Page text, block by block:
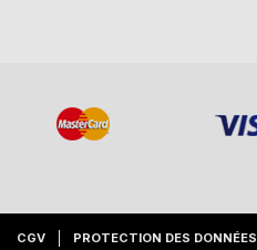
CGV PROTECTION DES DONNÉES